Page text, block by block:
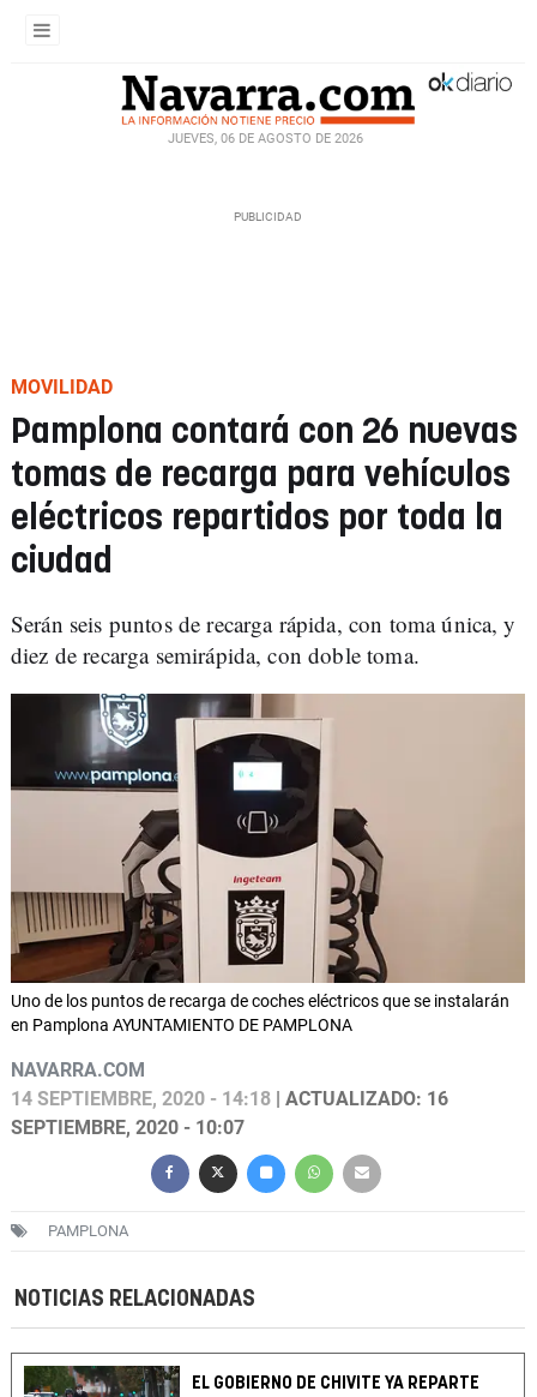
JUEVES, 06 DE AGOSTO DE 2026
MOVILIDAD
Pamplona contará con 26 nuevas
tomas de recarga para vehículos
eléctricos repartidos por toda la
ciudad
Serán seis puntos de recarga rápida, con toma única, y
diez de recarga semirápida, con doble toma.
Uno de los puntos de recarga de coches eléctricos que se instalarán
en Pamplona AYUNTAMIENTO DE PAMPLONA
NAVARRA.COM
14 SEPTIEMBRE, 2020 - 14:18 | ACTUALIZADO: 16
SEPTIEMBRE, 2020 - 10:07
PAMPLONA
NOTICIAS RELACIONADAS
EL GOBIERNO DE CHIVITE YA REPARTE